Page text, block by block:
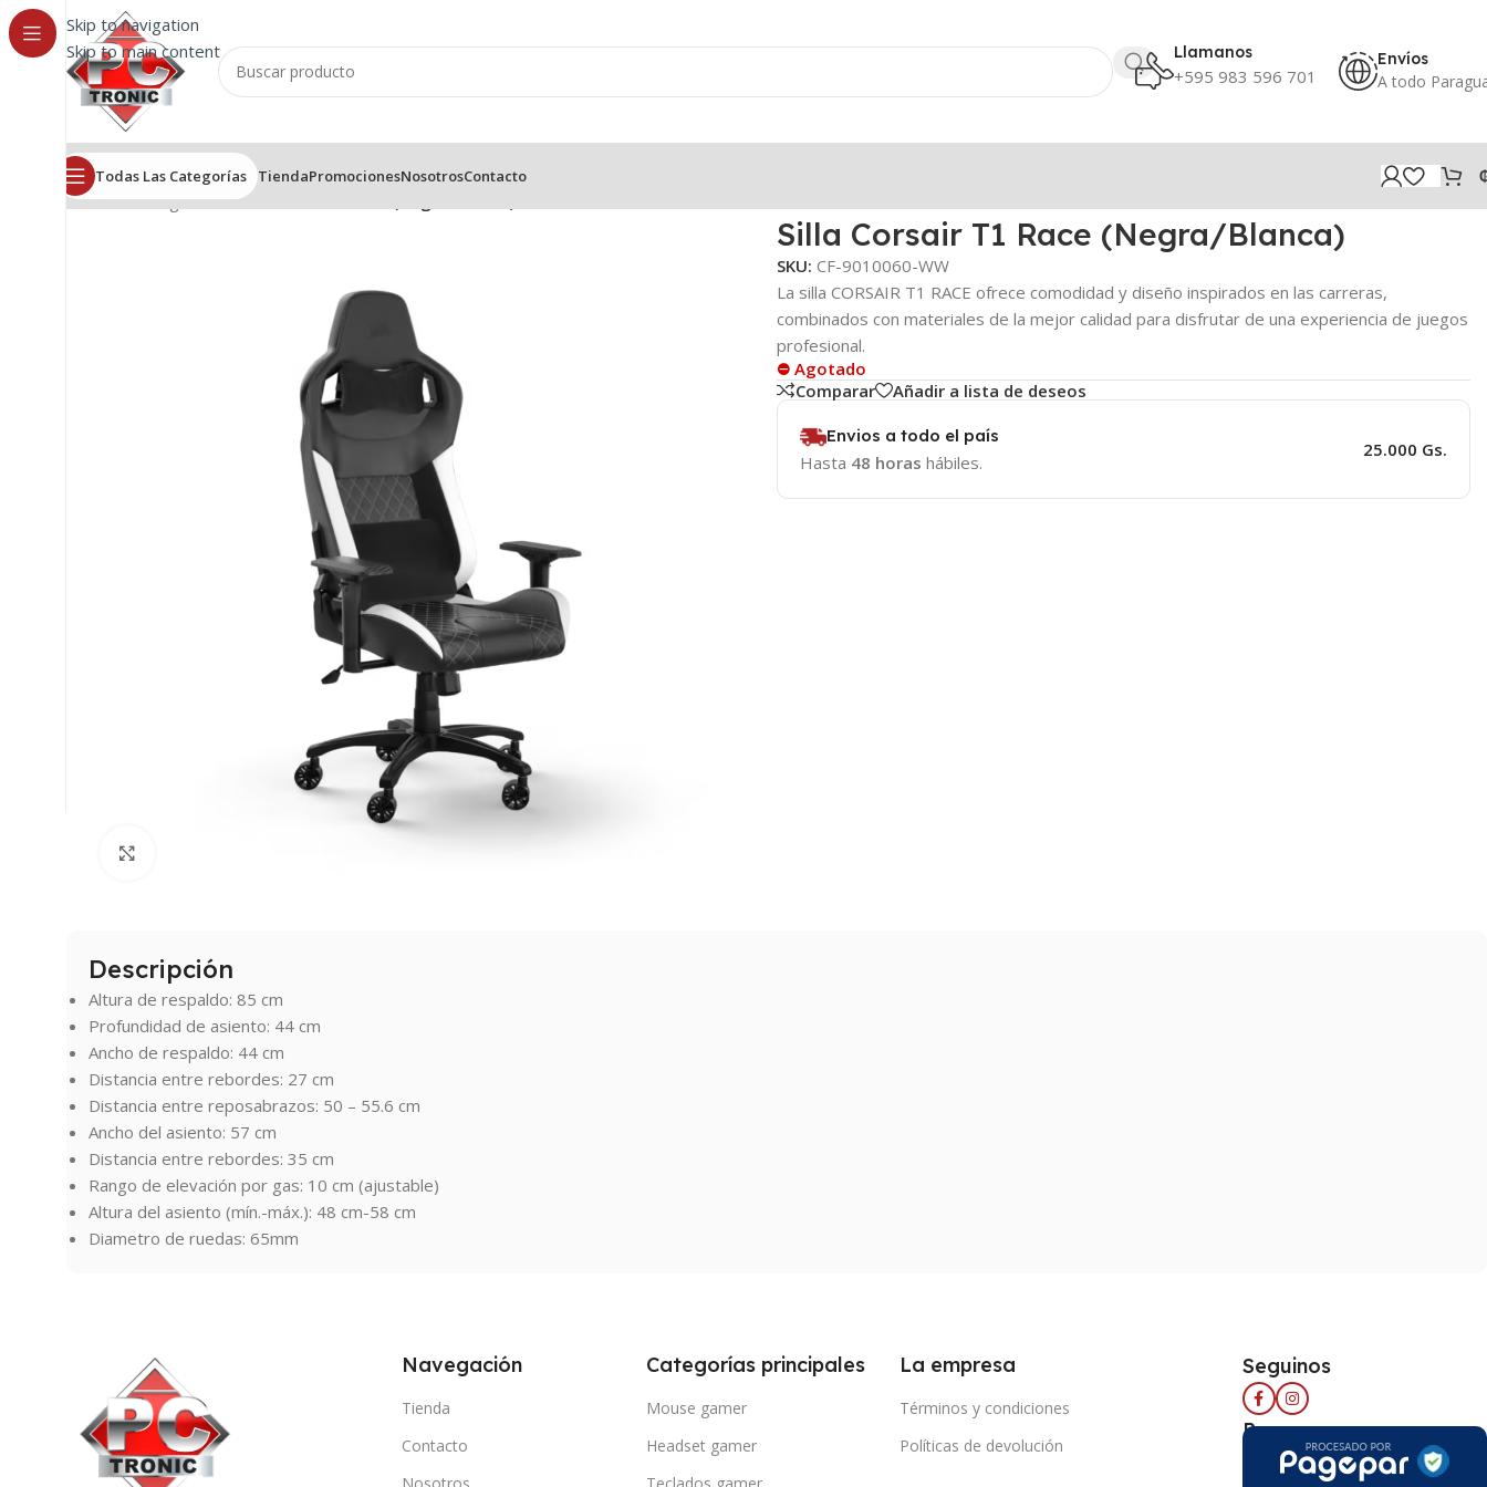
Skip to navigation
Skip to main content
Llamanos
+595 983 596 701
Envíos
A todo
Todas Las Categorías TiendaPromocionesNosotrosContacto
Inicio/Sillas gamer/Silla Corsair T1 Race (Negra/Blanca)
Silla Corsair T1 Race (Negra/Blanca)
SKU: CF-9010060-WW
La silla CORSAIR T1 RACE ofrece comodidad y diseño inspirados en las carreras,
combinados con materiales de la mejor calidad para disfrutar de una experiencia de juegos
profesional.
⛔ Agotado
Comparar
Añadir a lista de deseos
Envios a todo el país
Hasta 48 horas hábiles.
25.000 Gs.
Descripción
Altura de respaldo: 85 cm
Profundidad de asiento: 44 cm
Ancho de respaldo: 44 cm
Distancia entre rebordes: 27 cm
Distancia entre reposabrazos: 50 – 55.6 cm
Ancho del asiento: 57 cm
Distancia entre rebordes: 35 cm
Rango de elevación por gas: 10 cm (ajustable)
Altura del asiento (mín.-máx.): 48 cm-58 cm
Diametro de ruedas: 65mm
Navegación
Tienda
Contacto
Categorías principales
Mouse gamer
Headset gamer
La empresa
Términos y condiciones
Políticas de devolución
Seguinos
Pago seguro